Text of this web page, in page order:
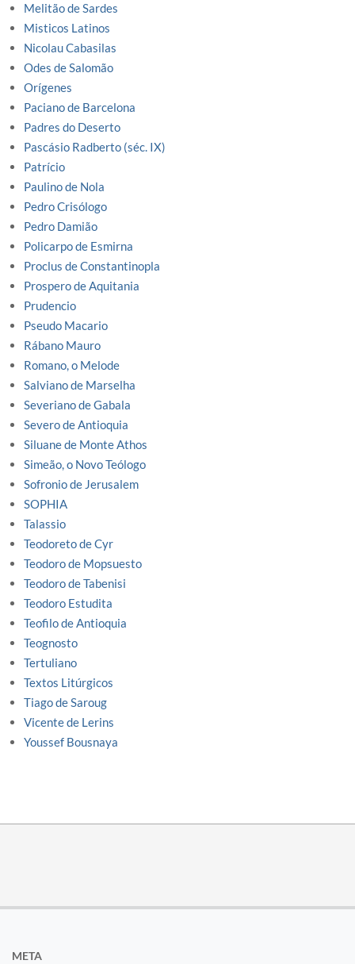
Melitão de Sardes
Misticos Latinos
Nicolau Cabasilas
Odes de Salomão
Orígenes
Paciano de Barcelona
Padres do Deserto
Pascásio Radberto (séc. IX)
Patrício
Paulino de Nola
Pedro Crisólogo
Pedro Damião
Policarpo de Esmirna
Proclus de Constantinopla
Prospero de Aquitania
Prudencio
Pseudo Macario
Rábano Mauro
Romano, o Melode
Salviano de Marselha
Severiano de Gabala
Severo de Antioquia
Siluane de Monte Athos
Simeão, o Novo Teólogo
Sofronio de Jerusalem
SOPHIA
Talassio
Teodoreto de Cyr
Teodoro de Mopsuesto
Teodoro de Tabenisi
Teodoro Estudita
Teofilo de Antioquia
Teognosto
Tertuliano
Textos Litúrgicos
Tiago de Saroug
Vicente de Lerins
Youssef Bousnaya
META